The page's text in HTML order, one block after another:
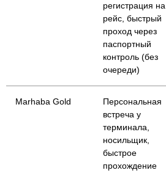
регистрация на
рейс, быстрый
проход через
паспортный
контроль (без
очереди)
Marhaba Gold
Персональная
встреча у
терминала,
носильщик,
быстрое
прохождение